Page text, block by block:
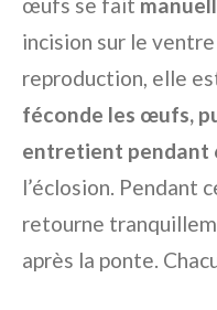
incision sur le
reproduction, elle
féconde les œufs,
entretient pendant
l’éclosion. Pendant
retourne
après la ponte.